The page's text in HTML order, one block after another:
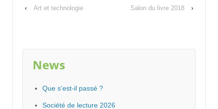
‹ Art et technologie Salon du livre 2018 ›
News
Que s’est-il passé ?
Société de lecture 2026